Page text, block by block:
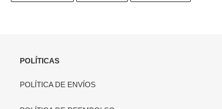
FACEBOOK
TWITTER
PINTEREST
POLÍTICAS
POLÍTICA DE ENVÍOS